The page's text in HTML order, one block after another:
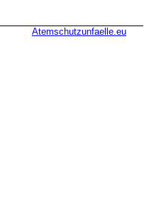
Atemschutzunfaelle.eu